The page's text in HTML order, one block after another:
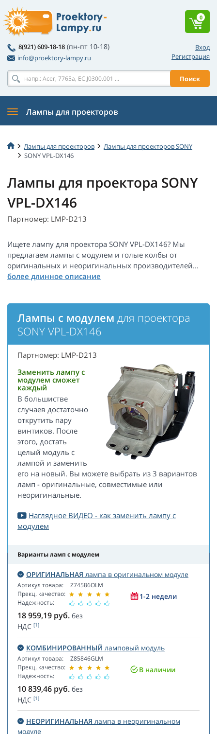
Вход
Регистрация
8(921) 609-18-18 (пн-пт 10-18)
info@proektory-lampy.ru
Поиск
0
Лампы для проекторов
Лампы для проекторов
Лампы для проекторов SONY
SONY VPL-DX146
Лампы для проектора SONY
VPL-DX146
Партномер: LMP-D213
Ищете лампу для проектора SONY VPL-DX146? Мы
предлагаем лампы с модулем и голые колбы от
оригинальных и неоригинальных производителей...
Лампы с модулем для проектора
SONY VPL-DX146
Партномер: LMP-D213
Заменить лампу с
модулем сможет
каждый
В большистве
случаев достаточно
открутить пару
винтиков. После
этого, достать
целый модуль с
лампой и заменить
его на новый. Вы можете выбрать из 3 вариантов
ламп - оригинальные, совместимые или
неоригинальные.
Наглядное ВИДЕО - как заменить лампу с
модулем
Варианты ламп с модулем
ОРИГИНАЛЬНАЯ лампа в оригинальном модуле
Артикул товара:
Прекц. качество:
Надежность:
Z74586OLM
1-2 недели
18 959,19 руб. без
НДС [1]
КОМБИНИРОВАННЫЙ ламповый модуль
Артикул товара:
Прекц. качество:
Надежность:
Z85846GLM
В наличии
10 839,46 руб. без
НДС [1]
НЕОРИГИНАЛЬНАЯ лампа в неоригинальном
модуле